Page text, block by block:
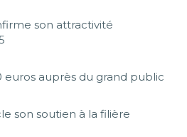
son attractivité
euros auprès du grand public
son soutien à la filière